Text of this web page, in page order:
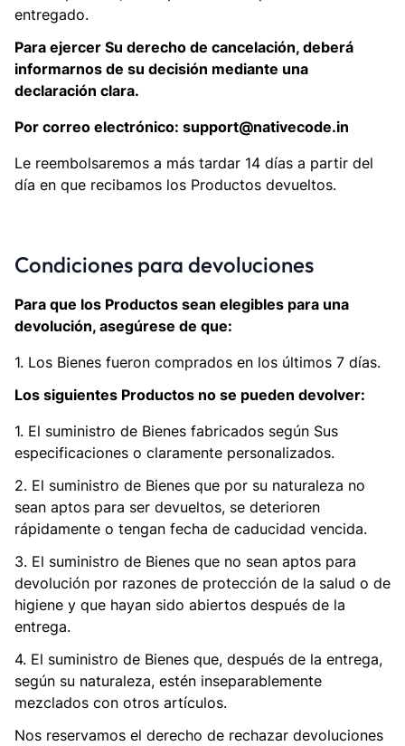
entregado.
Para ejercer Su derecho de cancelación, deberá
informarnos de su decisión mediante una
declaración clara.
Por correo electrónico: support@nativecode.in
Le reembolsaremos a más tardar 14 días a partir del
día en que recibamos los Productos devueltos.
Condiciones para devoluciones
Para que los Productos sean elegibles para una
devolución, asegúrese de que:
1. Los Bienes fueron comprados en los últimos 7 días.
Los siguientes Productos no se pueden devolver:
1. El suministro de Bienes fabricados según Sus
especificaciones o claramente personalizados.
2. El suministro de Bienes que por su naturaleza no
sean aptos para ser devueltos, se deterioren
rápidamente o tengan fecha de caducidad vencida.
3. El suministro de Bienes que no sean aptos para
devolución por razones de protección de la salud o de
higiene y que hayan sido abiertos después de la
entrega.
4. El suministro de Bienes que, después de la entrega,
según su naturaleza, estén inseparablemente
mezclados con otros artículos.
Nos reservamos el derecho de rechazar devoluciones